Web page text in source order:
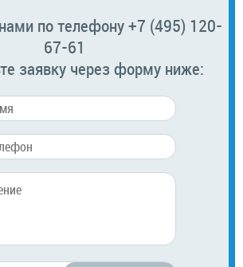
по телефону +7 (495) 120-
67-61
заявку через форму ниже: